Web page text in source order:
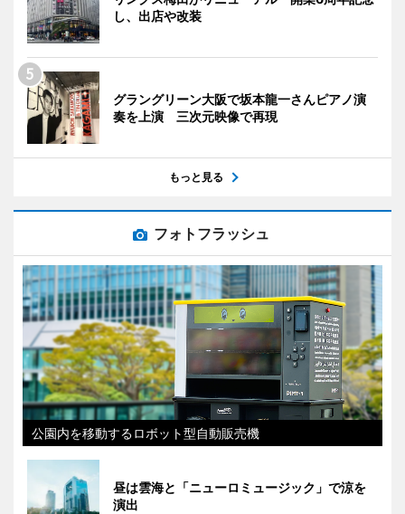
し、出店や改装
グラングリーン大阪で坂本龍一さんピアノ演
奏を上演 三次元映像で再現
もっと見る
フォトフラッシュ
公園内を移動するロボット型自動販売機
昼は雲海と「ニューロミュージック」で涼を
演出